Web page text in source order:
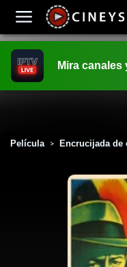
Mira
Película > Encrucijada de